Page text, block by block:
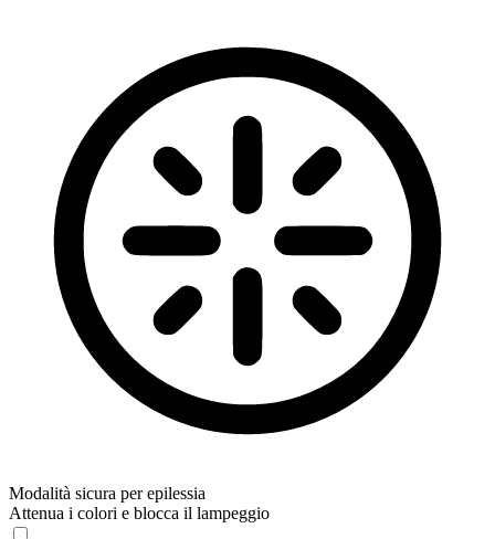
Modalità sicura per epilessia
Attenua i colori e blocca il lampeggio